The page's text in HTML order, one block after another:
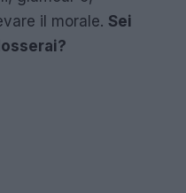
il morale. Sei